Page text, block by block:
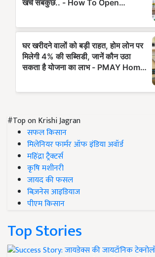
#Top on Krishi Jagran
सफल किसान
मिलेनियर फार्मर ऑफ इंडिया अवॉर्ड
महिंद्रा ट्रैक्टर्स
कृषि मशीनरी
जायद की फसल
बिज़नेस आइडियाज
पीएम किसान
Top Stories